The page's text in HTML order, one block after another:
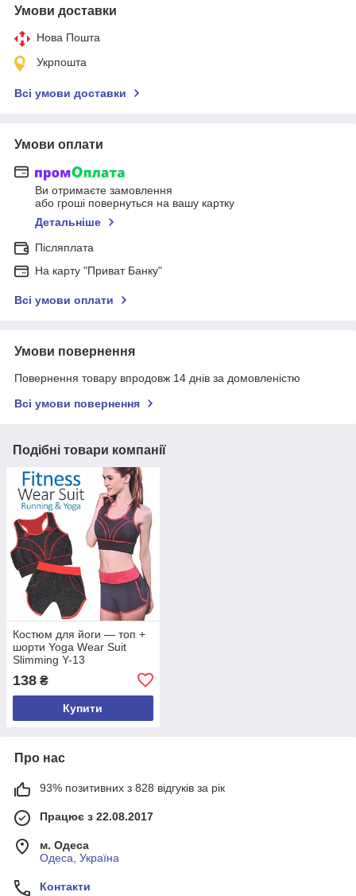
Умови доставки
Нова Пошта
Укрпошта
Всі умови доставки
Умови оплати
Ви отримаєте замовлення
або гроші повернуться на вашу картку
Детальніше
Післяплата
На карту "Приват Банку"
Всі умови оплати
Умови повернення
Повернення товару впродовж 14 днів за домовленістю
Всі умови повернення
Подібні товари компанії
Костюм для йоги — топ +
шорти Yoga Wear Suit
Slimming Y-13
138 ₴
Купити
Про нас
93% позитивних з 828 відгуків за рік
Працює з 22.08.2017
м. Одеса
Одеса, Україна
Контакти